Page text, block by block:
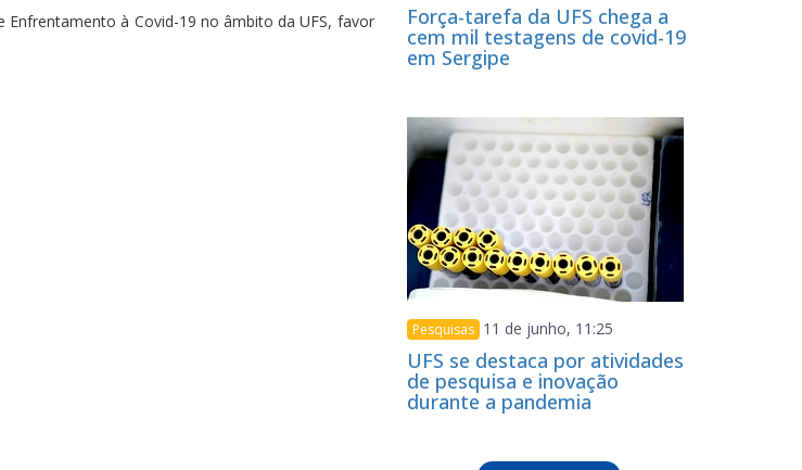
à Covid-19 no âmbito da UFS, favor
Força-tarefa da UFS chega a
cem mil testagens de covid-19
em Sergipe
Pesquisas 11 de junho, 11:25
UFS se destaca por atividades
de pesquisa e inovação
durante a pandemia